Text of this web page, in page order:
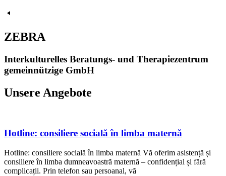
ZEBRA
Interkulturelles Beratungs- und Therapiezentrum
gemeinnützige GmbH
Unsere Angebote
Hotline: consiliere socială în limba maternă
Hotline: consiliere socială în limba maternă Vă oferim asistență și
consiliere în limba dumneavoastră maternă – confidențial și fără
complicații. Prin telefon sau persoanal, vă